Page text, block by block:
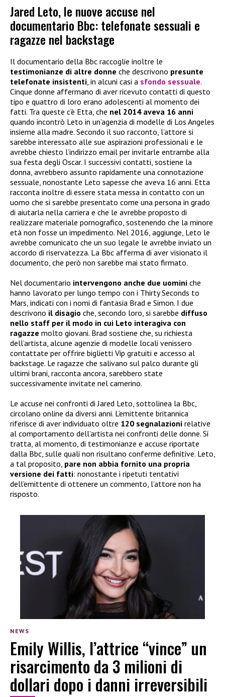
Jared Leto, le nuove accuse nel
documentario Bbc: telefonate sessuali e
ragazze nel backstage
Il documentario della Bbc raccoglie inoltre le
testimonianze di altre donne che descrivono presunte
telefonate insistenti, in alcuni casi a sfondo sessuale.
Cinque donne affermano di aver ricevuto contatti di questo
tipo e quattro di loro erano adolescenti al momento dei
fatti. Tra queste c’è Etta, che nel 2014 aveva 16 anni
quando incontrò Leto in un’agenzia di modelle di Los Angeles
insieme alla madre. Secondo il suo racconto, l’attore si
sarebbe interessato alle sue aspirazioni professionali e le
avrebbe chiesto l’indirizzo email per invitarle entrambe alla
sua festa degli Oscar. I successivi contatti, sostiene la
donna, avrebbero assunto rapidamente una connotazione
sessuale, nonostante Leto sapesse che aveva 16 anni. Etta
racconta inoltre di essere stata messa in contatto con un
uomo che si sarebbe presentato come una persona in grado
di aiutarla nella carriera e che le avrebbe proposto di
realizzare materiale pornografico, sostenendo che la minore
età non fosse un impedimento. Nel 2016, aggiunge, Leto le
avrebbe comunicato che un suo legale le avrebbe inviato un
accordo di riservatezza. La Bbc afferma di aver visionato il
documento, che però non sarebbe mai stato firmato.
Nel documentario intervengono anche due uomini che
hanno lavorato per lungo tempo con i Thirty Seconds to
Mars, indicati con i nomi di fantasia Brad e Simon. I due
descrivono il disagio che, secondo loro, si sarebbe diffuso
nello staff per il modo in cui Leto interagiva con
ragazze molto giovani. Brad sostiene che, su richiesta
dell’artista, alcune agenzie di modelle locali venissero
contattate per offrire biglietti Vip gratuiti e accesso al
backstage. Le ragazze che salivano sul palco durante gli
ultimi brani, racconta ancora, sarebbero state
successivamente invitate nel camerino.
Le accuse nei confronti di Jared Leto, sottolinea la Bbc,
circolano online da diversi anni. L’emittente britannica
riferisce di aver individuato oltre 120 segnalazioni relative
al comportamento dell’artista nei confronti delle donne. Si
tratta, al momento, di testimonianze e accuse riportate
dalla Bbc, sulle quali non risultano conferme definitive. Leto,
a tal proposito, pare non abbia fornito una propria
versione dei fatti: nonostante i ripetuti tentativi
dell’emittente di ottenere un commento, l’attore non ha
risposto.
NEWS
Emily Willis, l’attrice “vince” un
risarcimento da 3 milioni di
dollari dopo i danni irreversibili